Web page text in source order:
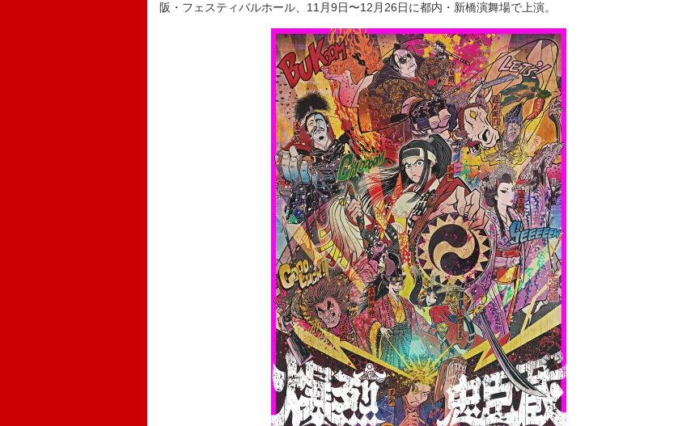
阪・フェスティバルホール、11月9日〜12月26日に都内・新橋演舞場で上演。